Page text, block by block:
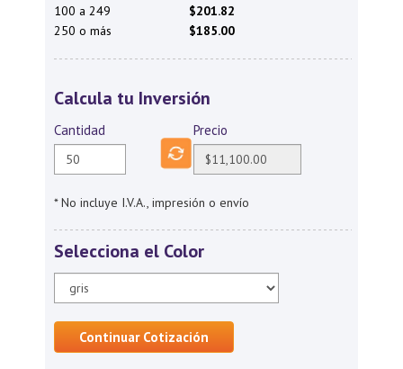
100 a 249
$201.82
250 o más
$185.00
Calcula tu Inversión
Cantidad Precio
* No incluye I.V.A., impresión o envío
Selecciona el Color
Continuar Cotización